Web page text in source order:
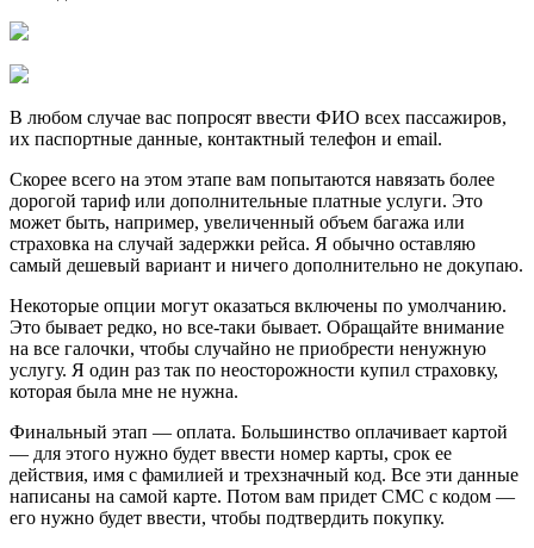
В любом случае вас попросят ввести ФИО всех пассажиров,
их паспортные данные, контактный телефон и email.
Скорее всего на этом этапе вам попытаются навязать более
дорогой тариф или дополнительные платные услуги. Это
может быть, например, увеличенный объем багажа или
страховка на случай задержки рейса. Я обычно оставляю
самый дешевый вариант и ничего дополнительно не докупаю.
Некоторые опции могут оказаться включены по умолчанию.
Это бывает редко, но все-таки бывает. Обращайте внимание
на все галочки, чтобы случайно не приобрести ненужную
услугу. Я один раз так по неосторожности купил страховку,
которая была мне не нужна.
Финальный этап — оплата. Большинство оплачивает картой
— для этого нужно будет ввести номер карты, срок ее
действия, имя с фамилией и трехзначный код. Все эти данные
написаны на самой карте. Потом вам придет СМС с кодом —
его нужно будет ввести, чтобы подтвердить покупку.